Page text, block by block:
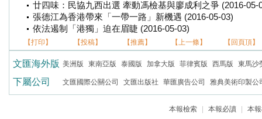
廿四味：民協九西出選 牽動馮檢基與廖成利之爭 (2016-05-
張德江為香港帶來「一帶一路」新機遇 (2016-05-03)
依法遏制「港獨」迫在眉睫 (2016-05-03)
【打印】 【投稿】 【推薦】 【上一條】 【回頁頂】
文匯海外版 美洲版 東南亞版 泰國版 加拿大版 菲律賓版 西馬版 東馬沙
下屬公司 文匯國際公關公司 文匯出版社 華匯廣告公司 雅典美術印製公
本報檢索 本報必讀
本